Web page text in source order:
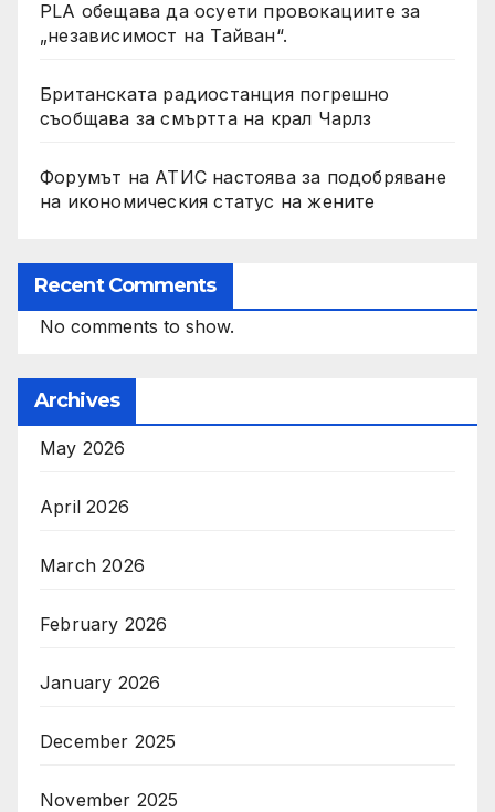
PLA обещава да осуети провокациите за
„независимост на Тайван“.
Британската радиостанция погрешно
съобщава за смъртта на крал Чарлз
Форумът на АТИС настоява за подобряване
на икономическия статус на жените
Recent Comments
No comments to show.
Archives
May 2026
April 2026
March 2026
February 2026
January 2026
December 2025
November 2025